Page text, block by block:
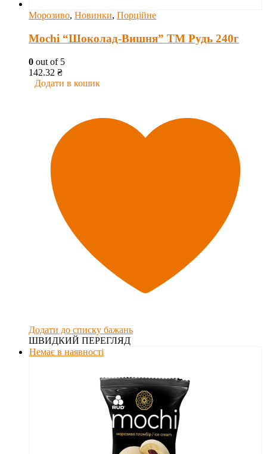
Морозиво, Новинки, Порційне
Mochi “Шоколад-Вишня” ТМ Рудь 240г
0 out of 5
142.32 ₴
Додати в кошик
Додати до списку бажань
ШВИДКИЙ ПЕРЕГЛЯД
Немає в наявності